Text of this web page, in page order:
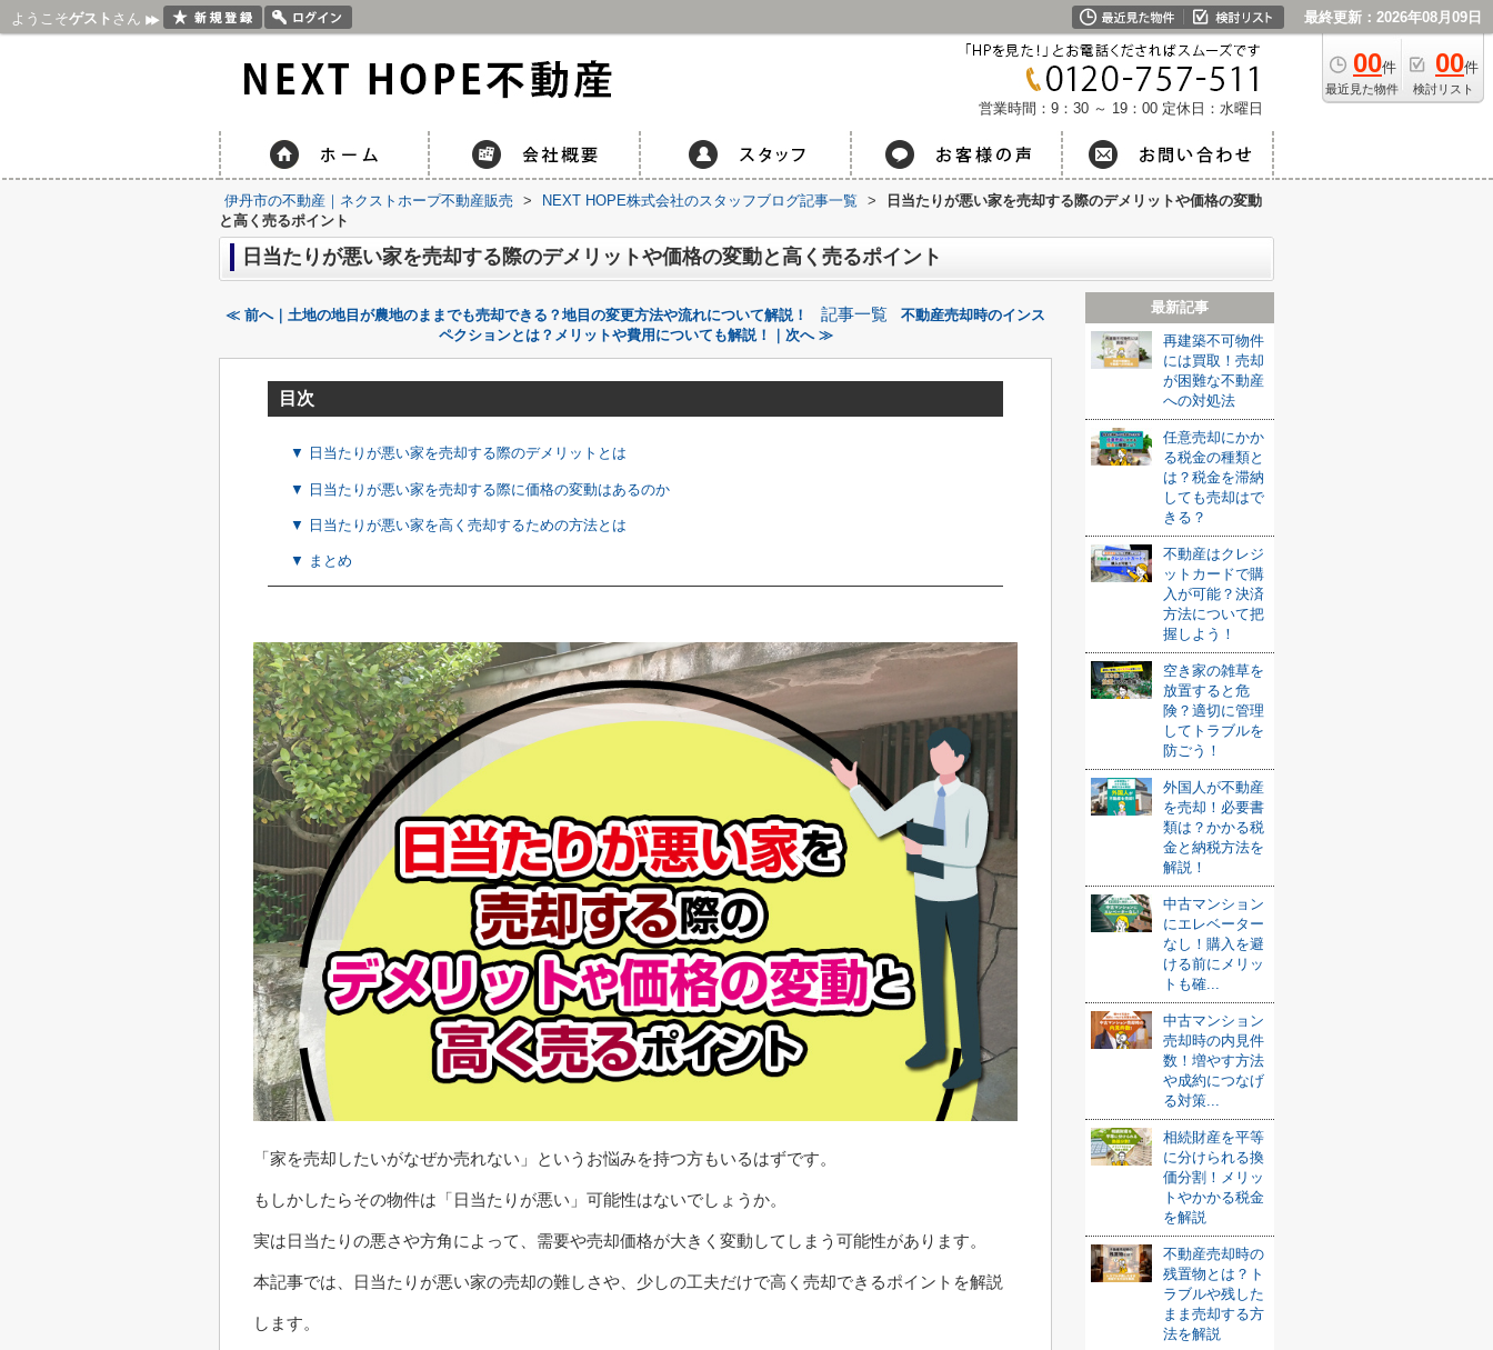
ようこそゲスト さん 最終更新：2026年08月09日
00件
最近見た物件
00件
検討リスト
営業時間：9：30 ～ 19：00 定休日：水曜日
伊丹市の不動産｜ネクストホープ不動産販売 > NEXT HOPE株式会社のスタッフブログ記事一覧 >
日当たりが悪い家を売却する際のデメリットや価格の変動
と高く売るポイント
日当たりが悪い家を売却する際のデメリットや価格の変動と高く売るポイント
≪ 前へ｜土地の地目が農地のままでも売却できる？地目の変更方法や流れについて解説！ 記事一覧
不動産売却時のインス
ペクションとは？メリットや費用についても解説！｜次へ ≫
目次
▼ 日当たりが悪い家を売却する際のデメリットとは
▼ 日当たりが悪い家を売却する際に価格の変動はあるのか
▼ 日当たりが悪い家を高く売却するための方法とは
▼ まとめ
「家を売却したいがなぜか売れない」というお悩みを持つ方もいるはずです。
もしかしたらその物件は「日当たりが悪い」可能性はないでしょうか。
実は日当たりの悪さや方角によって、需要や売却価格が大きく変動してしまう可能性があります。
本記事では、日当たりが悪い家の売却の難しさや、少しの工夫だけで高く売却できるポイントを解説
します。
最新記事
再建築不可物件
には買取！売却
が困難な不動産
への対処法
任意売却にかか
る税金の種類と
は？税金を滞納
しても売却はで
きる？
不動産はクレジ
ットカードで購
入が可能？決済
方法について把
握しよう！
空き家の雑草を
放置すると危
険？適切に管理
してトラブルを
防ごう！
外国人が不動産
を売却！必要書
類は？かかる税
金と納税方法を
解説！
中古マンション
にエレベーター
なし！購入を避
ける前にメリッ
トも確...
中古マンション
売却時の内見件
数！増やす方法
や成約につなげ
る対策...
相続財産を平等
に分けられる換
価分割！メリッ
トやかかる税金
を解説
不動産売却時の
残置物とは？ト
ラブルや残した
まま売却する方
法を解説